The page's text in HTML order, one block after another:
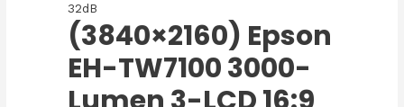
32dB
(3840×2160) Epson
EH-TW7100 3000-